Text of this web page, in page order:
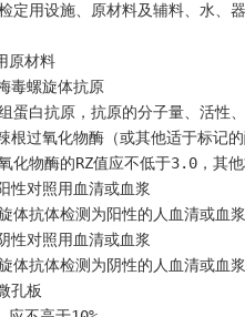
和检定用设施、原材料及辅料、水
用原材料
梅毒螺旋体抗原
重组蛋白抗原，抗原的分子量、活性
辣根过氧化物酶（或其他适于标记的
过氧化物酶的RZ值应不低于3.0，其
阳性对照用血清或血浆
螺旋体抗体检测为阳性的人血清或血浆
阴性对照用血清或血浆
螺旋体抗体检测为阴性的人血清或血浆
微孔板